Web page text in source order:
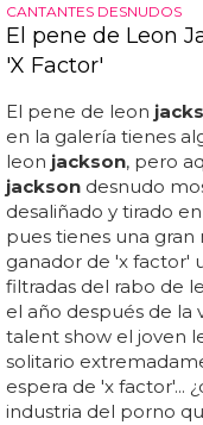
CANTANTES DESNUDOS
El pene de Leon
'X Factor'
El pene de leon
en la galería tienes
leon jackson, pero
jackson desnudo
desaliñado y tirado
pues tienes una
ganador de 'x factor'
filtradas del rabo de
el año después de la
talent show el joven
solitario
espera de 'x factor'...
industria del porno